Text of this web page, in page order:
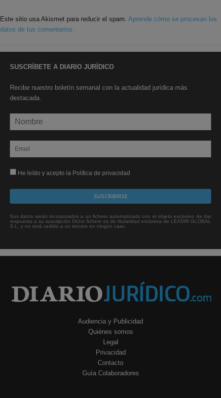
Este sitio usa Akismet para reducir el spam. Aprende cómo se procesan los
datos de tus comentarios.
SUSCRÍBETE A DIARIO JURÍDICO
Recibe nuestro boletín semanal con la actualidad jurídica más
destacada.
He leído y acepto la Política de privacidad
Sus datos serán incorporados a un fichero automatizado con el objeto exclusivo de dar
respuesta a su suscripción Dicho fichero es de titularidad exclusiva de LEXDIR GLOBAL
S.L. y no será cedido a un tercero en ningún caso.
Audiencia y Publicidad
Quiénes somos
Legal
Privacidad
Contacto
Guía Colaboradores